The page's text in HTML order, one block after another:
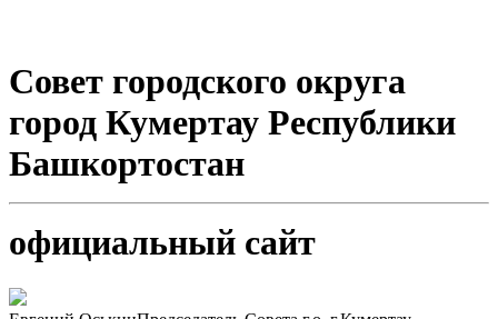
Совет городского округа
город Кумертау Республики
Башкортостан
официальный сайт